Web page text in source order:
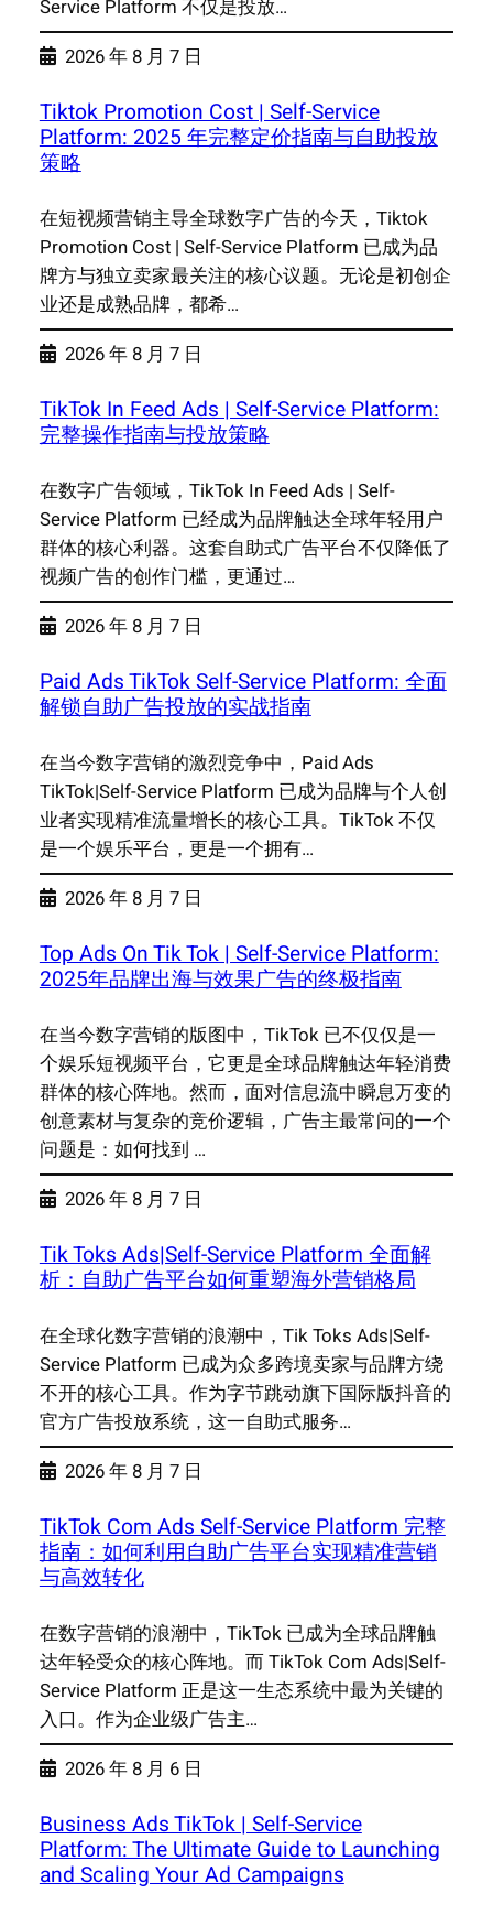
Service Platform 不仅是投放…
2026 年 8 月 7 日
Tiktok Promotion Cost | Self-Service
Platform: 2025 年完整定价指南与自助投放
策略
在短视频营销主导全球数字广告的今天，Tiktok
Promotion Cost | Self-Service Platform 已成为品
牌方与独立卖家最关注的核心议题。无论是初创企
业还是成熟品牌，都希…
2026 年 8 月 7 日
TikTok In Feed Ads | Self-Service Platform:
完整操作指南与投放策略
在数字广告领域，TikTok In Feed Ads | Self-
Service Platform 已经成为品牌触达全球年轻用户
群体的核心利器。这套自助式广告平台不仅降低了
视频广告的创作门槛，更通过…
2026 年 8 月 7 日
Paid Ads TikTok Self-Service Platform: 全面
解锁自助广告投放的实战指南
在当今数字营销的激烈竞争中，Paid Ads
TikTok|Self-Service Platform 已成为品牌与个人创
业者实现精准流量增长的核心工具。TikTok 不仅
是一个娱乐平台，更是一个拥有…
2026 年 8 月 7 日
Top Ads On Tik Tok | Self-Service Platform:
2025年品牌出海与效果广告的终极指南
在当今数字营销的版图中，TikTok 已不仅仅是一
个娱乐短视频平台，它更是全球品牌触达年轻消费
群体的核心阵地。然而，面对信息流中瞬息万变的
创意素材与复杂的竞价逻辑，广告主最常问的一个
问题是：如何找到 …
2026 年 8 月 7 日
Tik Toks Ads|Self-Service Platform 全面解
析：自助广告平台如何重塑海外营销格局
在全球化数字营销的浪潮中，Tik Toks Ads|Self-
Service Platform 已成为众多跨境卖家与品牌方绕
不开的核心工具。作为字节跳动旗下国际版抖音的
官方广告投放系统，这一自助式服务…
2026 年 8 月 7 日
TikTok Com Ads Self-Service Platform 完整
指南：如何利用自助广告平台实现精准营销
与高效转化
在数字营销的浪潮中，TikTok 已成为全球品牌触
达年轻受众的核心阵地。而 TikTok Com Ads|Self-
Service Platform 正是这一生态系统中最为关键的
入口。作为企业级广告主…
2026 年 8 月 6 日
Business Ads TikTok | Self-Service
Platform: The Ultimate Guide to Launching
and Scaling Your Ad Campaigns